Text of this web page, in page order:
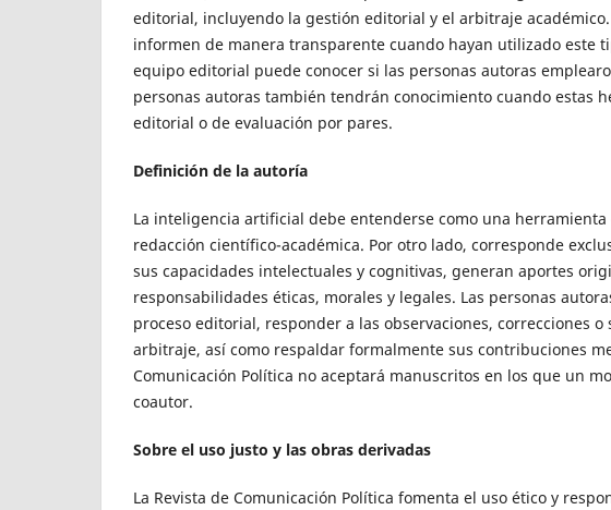
editorial, incluyendo la gestión editorial y el arbitraje
informen de manera transparente cuando hayan utilizado este
equipo editorial puede conocer si las personas autoras
personas autoras también tendrán conocimiento cuando estas
editorial o de evaluación por pares.
Definición de la autoría
La inteligencia artificial debe entenderse como una
redacción científico-académica. Por otro lado, corresponde
sus capacidades intelectuales y cognitivas, generan aportes
responsabilidades éticas, morales y legales. Las personas
proceso editorial, responder a las observaciones, correcciones
arbitraje, así como respaldar formalmente sus contribuciones
Comunicación Política no aceptará manuscritos en los que un
coautor.
Sobre el uso justo y las obras derivadas
La Revista de Comunicación Política fomenta el uso ético y